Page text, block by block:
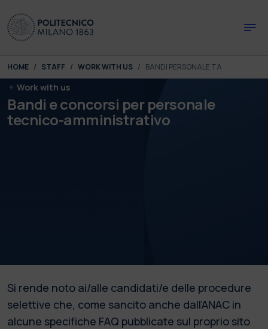
You are here:
HOME STAFF WORK WITH US BANDI PERSONALE TA
Work with us
Bandi e concorsi per personale
tecnico-amministrativo
Si rende noto ai/alle candidati/e delle procedure
selettive che, come sancito anche dall’ANAC in
alcune specifiche FAQ pubblicate sul proprio sito